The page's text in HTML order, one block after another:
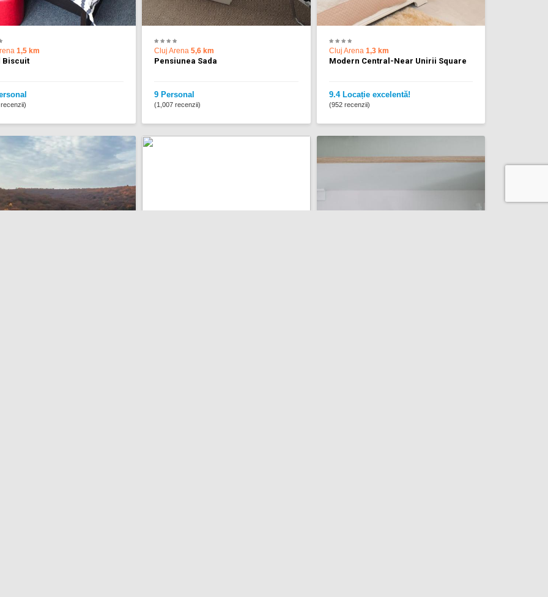
1,5 km
Biscuit
Cluj Arena5,6 km
Pensiunea Sada
9 Personal
(1,007 recenzii)
Cluj Arena 1,3 km
Modern Central-Near Unirii Square
9.4 Locație excelentă!
(952 recenzii)